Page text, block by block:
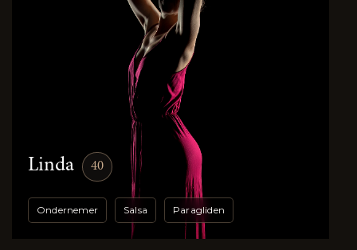
Linda 40
Ondernemer Salsa Paragliden